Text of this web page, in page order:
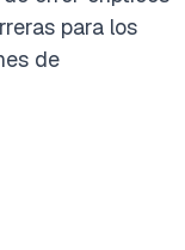
para los
de